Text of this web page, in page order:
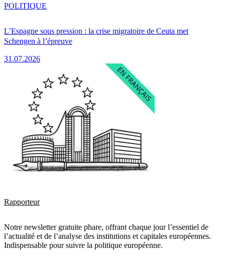
L’Espagne sous pression : la crise migratoire de Ceuta met
Schengen à l’épreuve
31.07.2026
POLITIQUE
Rapporteur
Notre newsletter gratuite phare, offrant chaque jour l’essentiel de
l’actualité et de l’analyse des institutions et capitales européennes.
Indispensable pour suivre la politique européenne.